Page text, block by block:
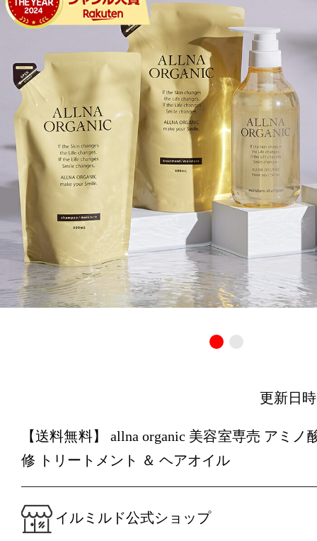
更新日
【送料無料】 allna organic 美容室専売 アミノ
修 トリートメント ＆ ヘアオイル
イルミルド公式ショップ